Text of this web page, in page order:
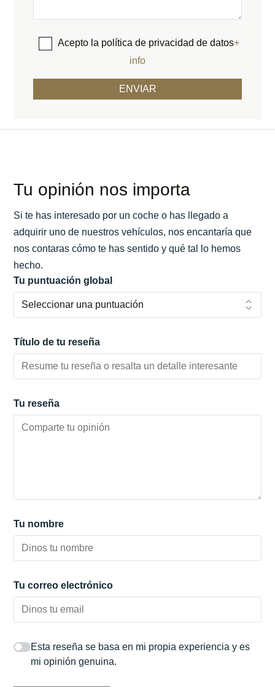
Acepto la política de privacidad de datos+
info
Tu opinión nos importa
Si te has interesado por un coche o has llegado a
adquirir uno de nuestros vehículos, nos encantaría que
nos contaras cómo te has sentido y qué tal lo hemos
hecho.
Tu puntuación global
Título de tu reseña
Tu reseña
Tu nombre
Tu correo electrónico
Esta reseña se basa en mi propia experiencia y es
mi opinión genuina.